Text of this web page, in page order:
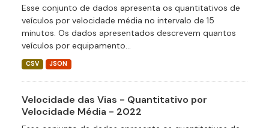
Esse conjunto de dados apresenta os quantitativos de
veículos por velocidade média no intervalo de 15
minutos. Os dados apresentados descrevem quantos
veículos por equipamento...
CSV JSON
Velocidade das Vias - Quantitativo por
Velocidade Média - 2022